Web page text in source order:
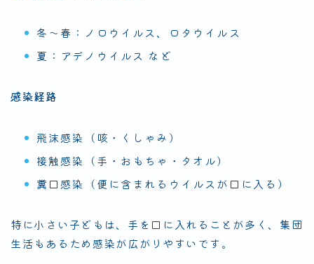
冬〜春：ノロウイルス、ロタウイルス
夏：アデノウイルス など
感染経路
飛沫感染（咳・くしゃみ）
接触感染（手・おもちゃ・タオル）
糞口感染（便に含まれるウイルスが口に入る）
特に小さい子どもは、手を口に入れることが多く、集団
生活もあるため感染が広がりやすいです。